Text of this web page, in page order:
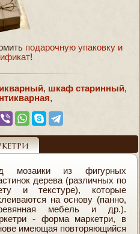
подарочную упаковку и
!
, шкаф старинный,
,
мозаики из фигурных
дерева (различных по
и текстуре), которые
на основу (панно,
мебель и др.).
- форма маркетри, в
имеющая повторяющийся